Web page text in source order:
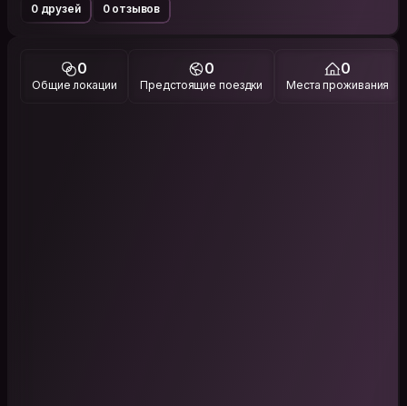
0 друзей 0 отзывов
0
Общие локации
0
Предстоящие поездки
0
Места проживания